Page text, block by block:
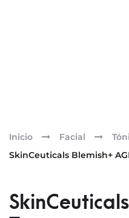
Inicio Facial
SkinCeuticals Blemish+